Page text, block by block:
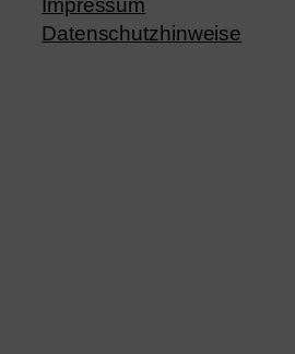
Impressum
Datenschutzhinweise